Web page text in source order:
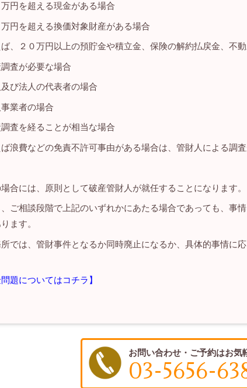
万円を超える現金がある場合
万円を超える換価対象財産がある場合
、２０万円以上の預貯金や積立金、保険の解約払戻金、不動
調査が必要な場合
及び法人の代表者の場合
事業者の場合
調査を経ることが相当な場合
浪費などの免責不許可事由がある場合は、管財人による調査
合には、原則として破産管財人が就任することになります。
ご相談段階で上記のいずれかにあたる場合であっても、事
ます。
では、管財事件となるか同時廃止になるか、具体的事情に
問題についてはコチラ】
お問い合わせ・ご予約はお気
03-5656-